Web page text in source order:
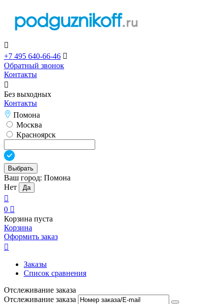

+7 495 640-66-46 
Обратный звонок
Контакты

Без выходных
Контакты
Помона
Москва
Красноярск
Выбрать
Ваш город: Помона
Нет
Да

0 
Корзина пуста
Корзина
Оформить заказ

Заказы
Список сравнения
Отслеживание заказа
Отслеживание заказа